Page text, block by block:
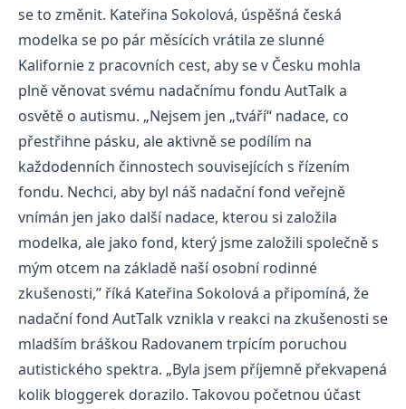
se to změnit. Kateřina Sokolová, úspěšná česká
modelka se po pár měsících vrátila ze slunné
Kalifornie z pracovních cest, aby se v Česku mohla
plně věnovat svému nadačnímu fondu AutTalk a
osvětě o autismu. „Nejsem jen „tváří“ nadace, co
přestřihne pásku, ale aktivně se podílím na
každodenních činnostech souvisejících s řízením
fondu. Nechci, aby byl náš nadační fond veřejně
vnímán jen jako další nadace, kterou si založila
modelka, ale jako fond, který jsme založili společně s
mým otcem na základě naší osobní rodinné
zkušenosti,” říká Kateřina Sokolová a připomíná, že
nadační fond AutTalk vznikla v reakci na zkušenosti se
mladším bráškou Radovanem trpícím poruchou
autistického spektra. „Byla jsem příjemně překvapená
kolik bloggerek dorazilo. Takovou početnou účast